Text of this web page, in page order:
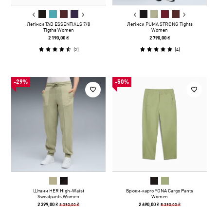
Легінси TAD ESSENTIALS 7/8
Tigths Women
2 190,00 ₴
(2)
Легінси PUMA STRONG Tights
Women
2 790,00 ₴
(4)
-29%
Штани HER High-Waist
Sweatpants Women
2 399,00 ₴3 390,00 ₴
-50%
Брюки-карго YONA Cargo Pants
Women
2 690,00 ₴5 390,00 ₴